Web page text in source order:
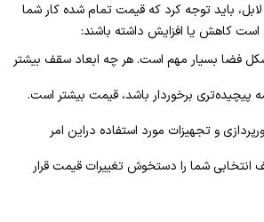
باید توجه کرد که قیمت تمام شده کار شما
کاهش یا افزایش داشته باشند:
فضا بسیار مهم است. هر چه ابعاد سقف بیشتر
پیچیده‌تری برخوردار باشد، قیمت بیشتر است.
و تجهیزات مورد استفاده دراین امر
شما را دستخوش تغییرات قیمت قرار